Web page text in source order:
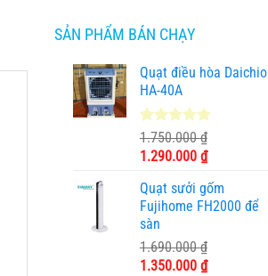
SẢN PHẨM BÁN CHẠY
Quạt điều hòa Daichio
HA-40A
4.89trên 5
dựa trên
9
đánh giá
1.750.000₫
Giá
là:
1.750.000 ₫.
1.290.000 ₫Giá
tại
là:
Quạt sưởi gốm
Fujihome FH2000 để
sàn
1.690.000₫
Giá
1.350.000 ₫Giá